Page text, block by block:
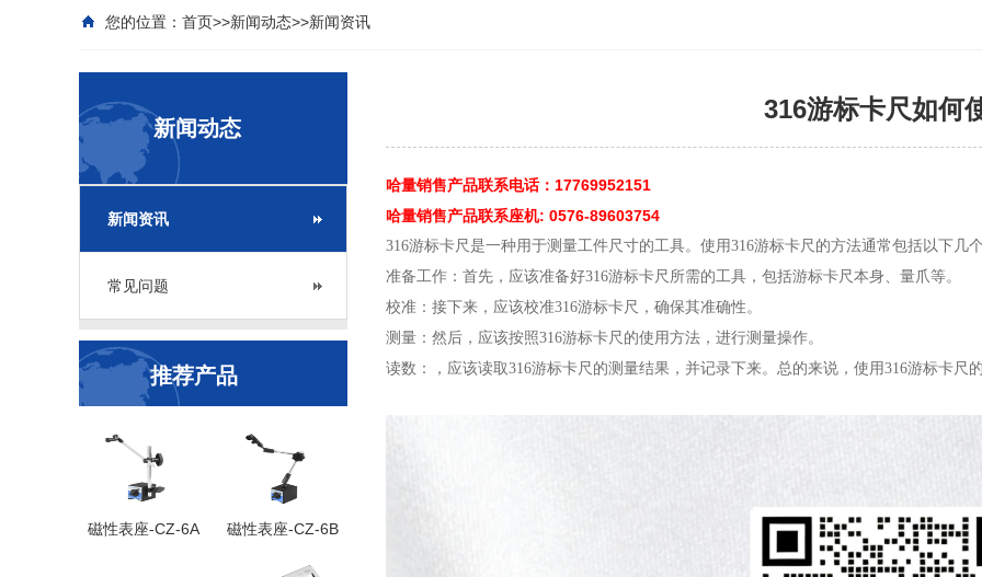
您的位置： 首页>>新闻动态>>新闻资讯
新闻动态
新闻资讯
常见问题
推荐产品
磁性表座-CZ-6A 磁性表座-CZ-6B
316游标卡尺如何
哈量销售产品联系电话：17769952151
哈量销售产品联系座机: 0576-89603754
316游标卡尺是一种用于测量工件尺寸的工具。使用316游标卡尺的方法通常包括以下几
准备工作：首先，应该准备好316游标卡尺所需的工具，包括游标卡尺本身、量爪等。
校准：接下来，应该校准316游标卡尺，确保其准确性。
测量：然后，应该按照316游标卡尺的使用方法，进行测量操作。
读数：，应该读取316游标卡尺的测量结果，并记录下来。总的来说，使用316游标卡